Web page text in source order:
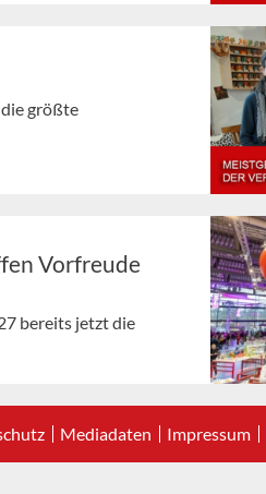
größte
Vorfreude
bereits jetzt die
Mediadaten Impressum